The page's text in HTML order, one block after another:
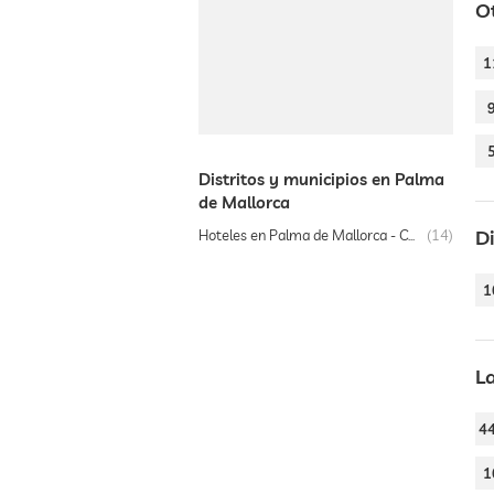
Distritos y municipios en Palma
de Mallorca
Hoteles en Palma de Mallorca - Centro Histórico 14